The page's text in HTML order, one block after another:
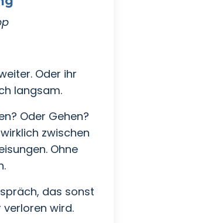
Oder ihr
langsam.
Oder Gehen?
zwischen
Ohne
das sonst
wird.